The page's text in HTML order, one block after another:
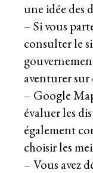
une idée des
– Si vous
consulterle
aventurer sur
– Google
évaluer les
également
choisir les
– Vous avez